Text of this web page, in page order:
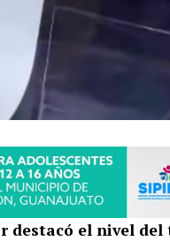
destacó el nivel